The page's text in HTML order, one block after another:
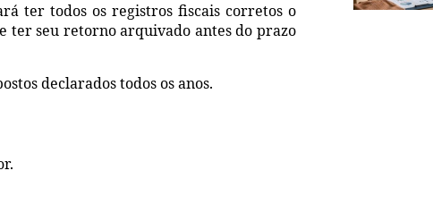
ter todos os registros fiscais corretos o
ter seu retorno arquivado antes do prazo
declarados todos os anos.